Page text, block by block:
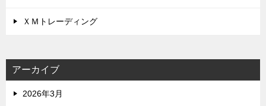
ＸＭトレーディング
アーカイブ
2026年3月